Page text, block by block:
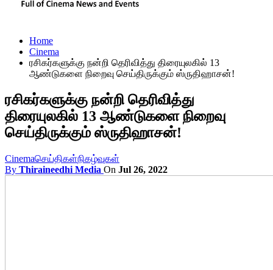
Home
Cinema
ரசிகர்களுக்கு நன்றி தெரிவித்து திரையுலகில் 13
ஆண்டுகளை நிறைவு செய்திருக்கும் ஸ்ருதிஹாசன்!
ரசிகர்களுக்கு நன்றி தெரிவித்து
திரையுலகில் 13 ஆண்டுகளை நிறைவு
செய்திருக்கும் ஸ்ருதிஹாசன்!
Cinemaசெய்திகள்நிகழ்வுகள்
By Thiraineedhi Media On Jul 26, 2022